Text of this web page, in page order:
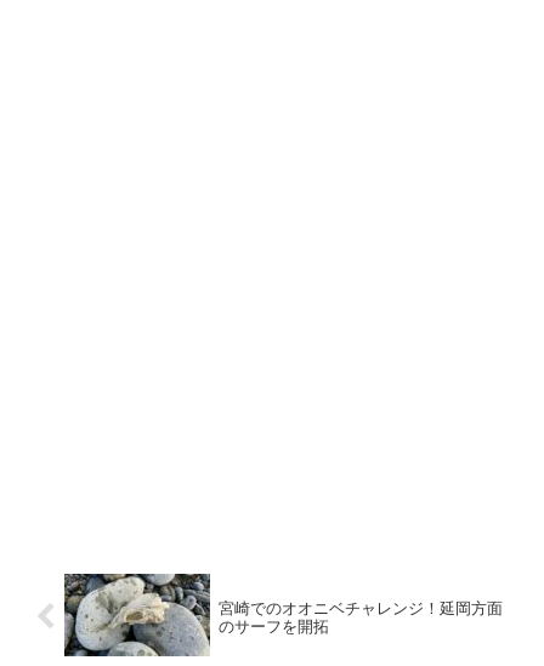
宮崎でのオオニベチャレンジ！延岡方面
のサーフを開拓